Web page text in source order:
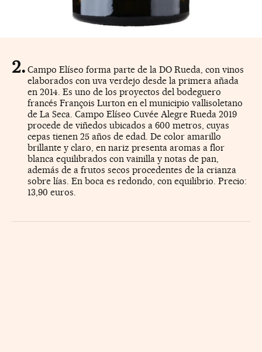
Campo Elíseo forma parte de la DO Rueda, con vinos
elaborados con uva verdejo desde la primera añada
en 2014. Es uno de los proyectos del bodeguero
francés François Lurton en el municipio vallisoletano
de La Seca. Campo Elíseo Cuvée Alegre Rueda 2019
procede de viñedos ubicados a 600 metros, cuyas
cepas tienen 25 años de edad. De color amarillo
brillante y claro, en nariz presenta aromas a flor
blanca equilibrados con vainilla y notas de pan,
además de a frutos secos procedentes de la crianza
sobre lías. En boca es redondo, con equilibrio. Precio:
13,90 euros.